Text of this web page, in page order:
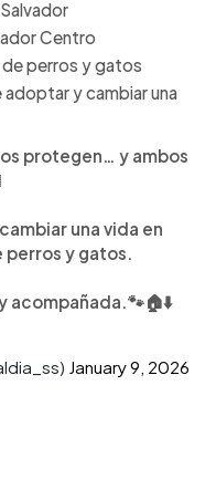
Centro
perros y gatos
adoptar y cambiar una
protegen… y ambos
una vida en
perros y gatos.
acompañada.🐾🏠⬇️
January 9, 2026